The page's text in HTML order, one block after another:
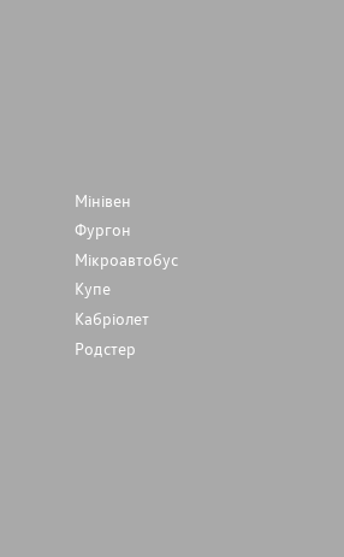
Мінівен
Фургон
Мікроавтобус
Купе
Кабріолет
Родстер